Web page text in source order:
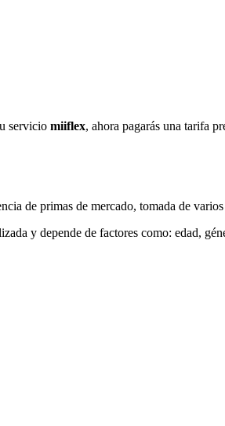
servicio miiflex, ahora pagarás una tarifa
de primas de mercado, tomada de
y depende de factores como: edad,